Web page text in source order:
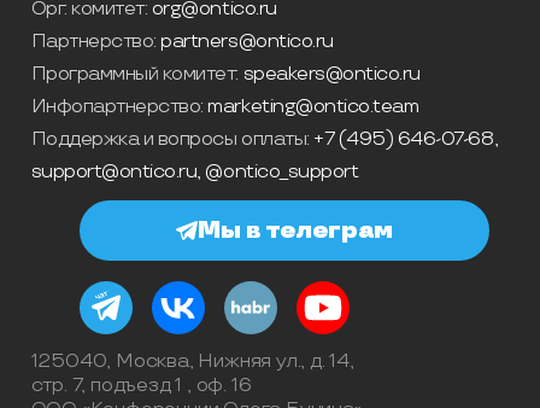
Орг. комитет: org@ontico.ru
Партнерство: partners@ontico.ru
Программный комитет: speakers@ontico.ru
Инфопартнерство: marketing@ontico.team
Поддержка и вопросы оплаты: +7 (495) 646-07-68,
support@ontico.ru, @ontico_support
Мы в телеграм
125040, Москва, Нижняя ул., д. 14,
стр. 7, подъезд 1 , оф. 16